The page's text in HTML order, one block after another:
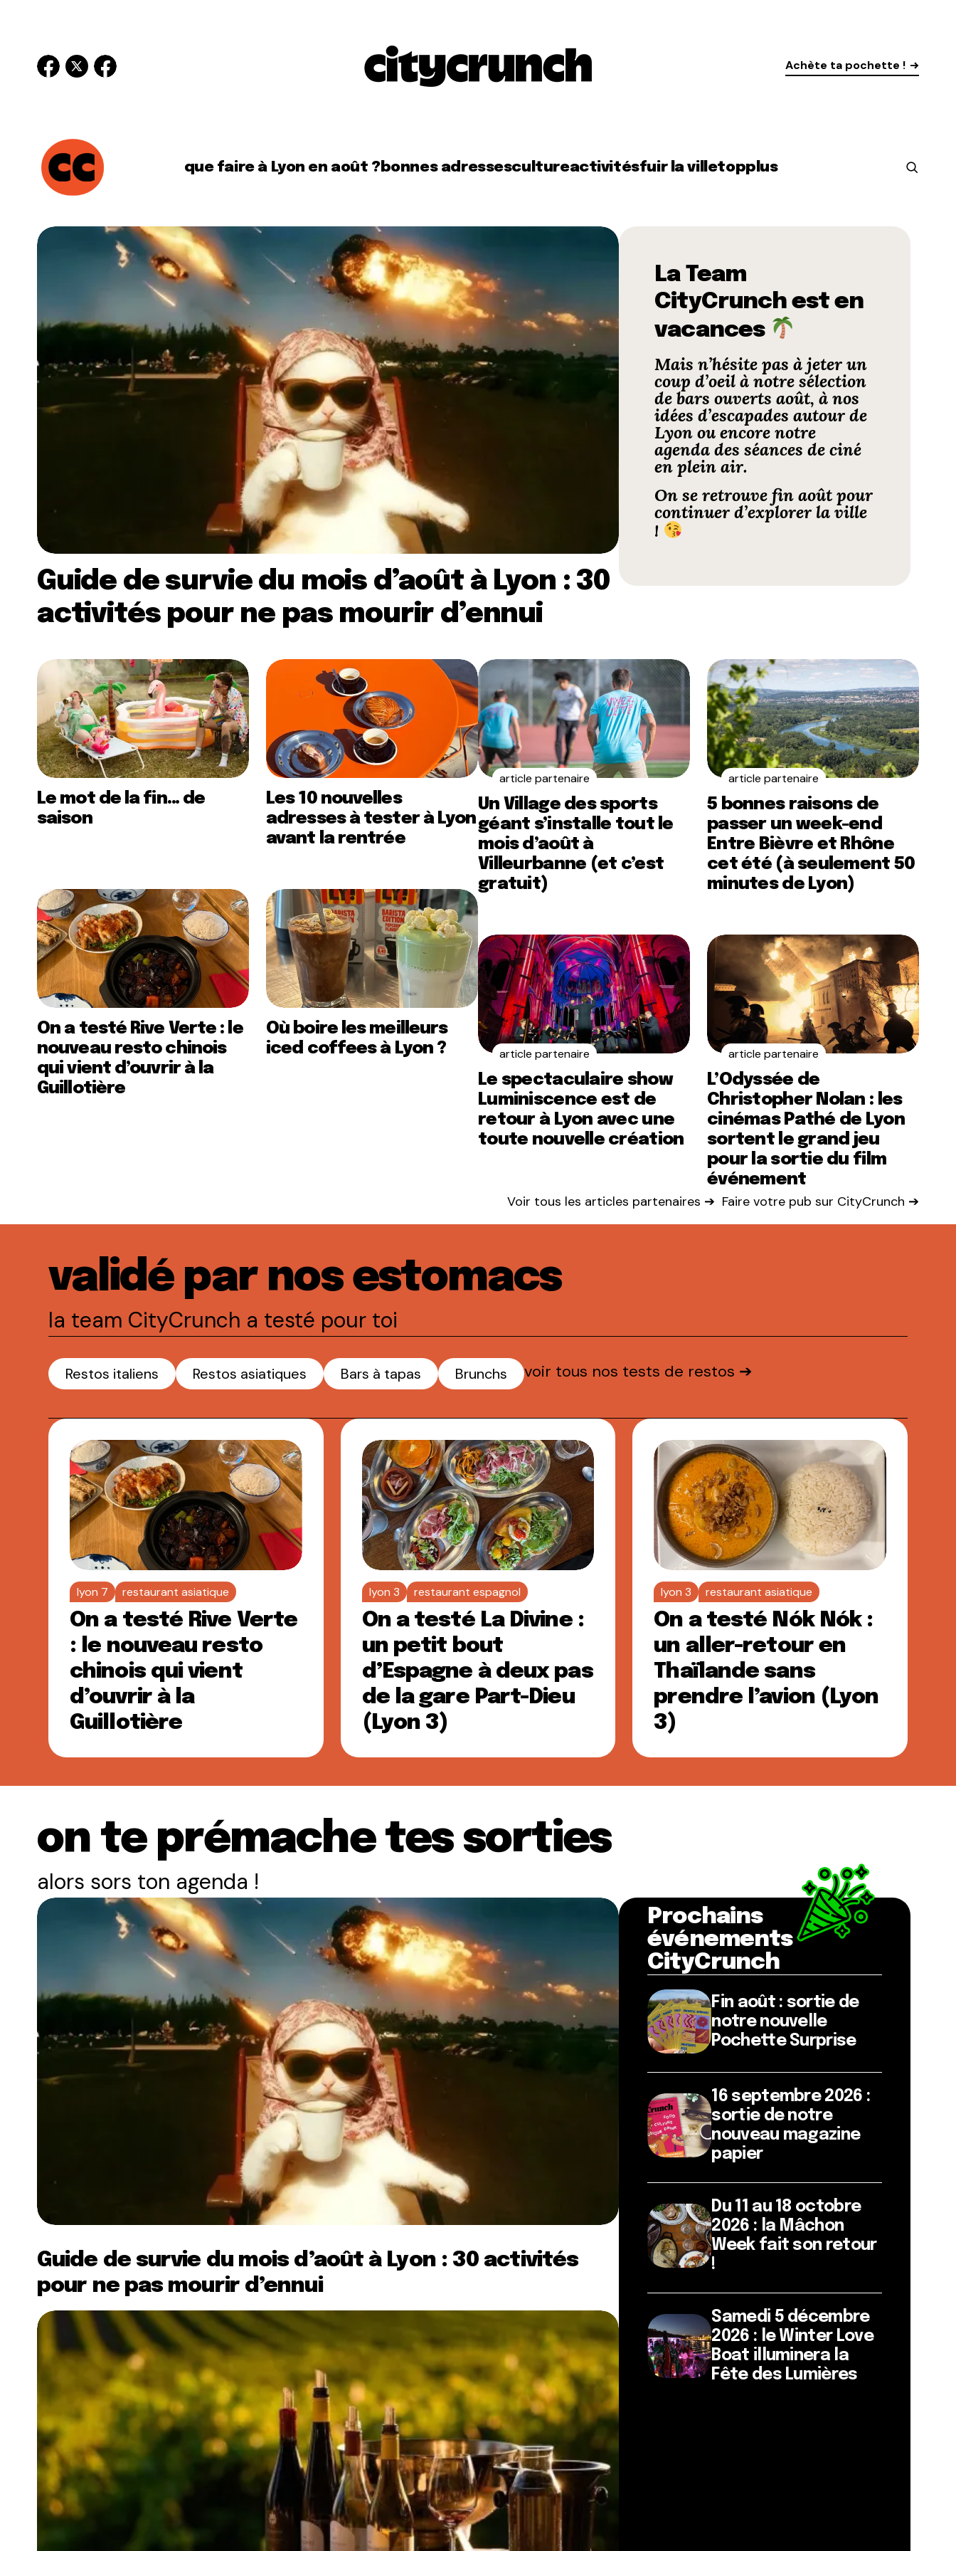
Achète ta pochette !
que faire à Lyon en août ?bonnes adressescultureactivitésfuir la villetopplus
Guide de survie du mois d’août à Lyon : 30
activités pour ne pas mourir d’ennui
La Team
CityCrunch est en
vacances
Mais n’hésite pas à jeter un
coup d’oeil à notresélection
de bars ouverts août, à nos
idées d’escapades autour de
Lyonou encore notre
agenda des séances deciné
en plein air.
On se retrouve fin août pour
continuer d’explorer la ville
!
Le mot de la fin… de
saison
Les 10 nouvelles
adresses à tester à Lyon
avant la rentrée
On a testé Rive Verte : le
nouveau resto chinois
qui vient d’ouvrir à la
Guillotière
Où boire les meilleurs
iced coffees à Lyon ?
article partenaire
Un Village des sports
géant s’installe tout le
mois d’août à
Villeurbanne (et c’est
gratuit)
article partenaire
5 bonnes raisons de
passer un week-end
Entre Bièvre et Rhône
cet été (à seulement 50
minutes de Lyon)
article partenaire
Le spectaculaire show
Luminiscence est de
retour à Lyon avec une
toute nouvelle création
article partenaire
L’Odyssée de
Christopher Nolan : les
cinémas Pathé de Lyon
sortent le grand jeu
pour la sortie du film
événement
Voir tous les articles partenaires ➔ Faire votre pub sur CityCrunch ➔
validé par nos estomacs
la team CityCrunch a testé pour toi
Restos italiens Restos asiatiques Bars à tapas Brunchs voir tous nos tests de restos ➔
lyon 7 restaurant asiatique
On a testé Rive Verte
: le nouveau resto
chinois qui vient
d’ouvrir à la
Guillotière
lyon 3 restaurant espagnol
On a testé La Divine :
un petit bout
d’Espagne à deux pas
de la gare Part-Dieu
(Lyon 3)
lyon 3 restaurant asiatique
On a testé Nók Nók :
un aller-retour en
Thaïlande sans
prendre l’avion (Lyon
3)
on te prémache tes sorties
alors sors ton agenda !
Guide de survie du mois d’août à Lyon : 30 activités
pour ne pas mourir d’ennui
Prochains
événements
CityCrunch
Fin août : sortie de
notre nouvelle
Pochette Surprise
16 septembre 2026 :
sortie de notre
nouveau magazine
papier
Du 11 au 18 octobre
2026 : la Mâchon
Week fait son retour
!
Samedi 5 décembre
2026 : le Winter Love
Boat illuminera la
Fête des Lumières